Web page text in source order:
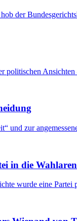
der
und zur
in die
wurde eine